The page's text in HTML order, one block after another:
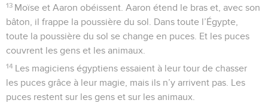
13 Moïse et Aaron obéissent. Aaron étend le bras et, avec son
bâton, il frappe la poussière du sol. Dans toute l’Égypte,
toute la poussière du sol se change en puces. Et les puces
couvrent les gens et les animaux.
14 Les magiciens égyptiens essaient à leur tour de chasser
les puces grâce à leur magie, mais ils n’y arrivent pas. Les
puces restent sur les gens et sur les animaux.